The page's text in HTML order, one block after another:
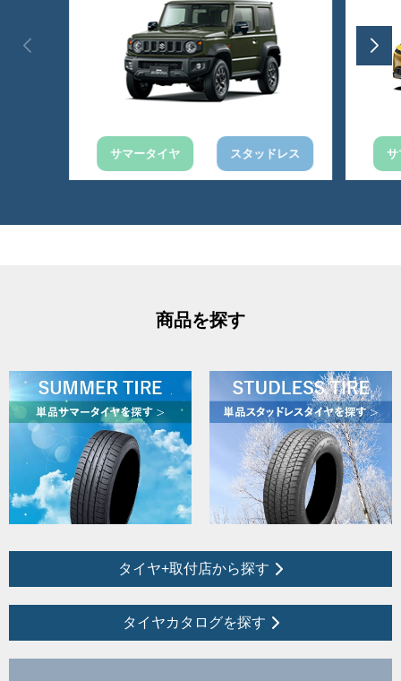
サマータイヤ スタッドレス サ
商品を探す
タイヤ+取付店から探す
タイヤカタログを探す